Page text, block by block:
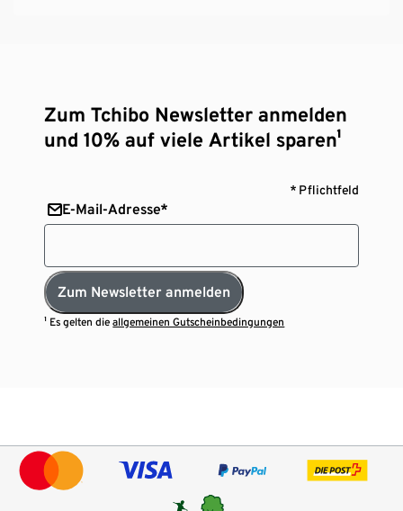
Zum Tchibo Newsletter anmelden
und 10% auf viele Artikel sparen¹
* Pflichtfeld
E-Mail-Adresse*
Zum Newsletter anmelden
¹ Es gelten dieallgemeinen Gutscheinbedingungen